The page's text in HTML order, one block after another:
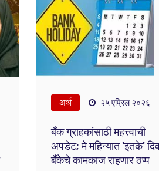
अर्थ २५ एप्रिल २०२६
बँक ग्राहकांसाठी महत्त्वाची
अपडेट; मे महिन्यात 'इतके'
बँकेचे कामकाज राहणार ठप्प